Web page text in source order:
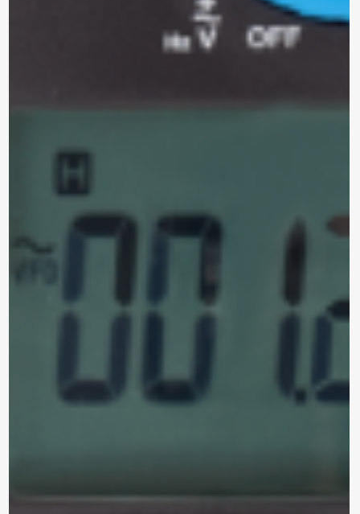
Modelo:MI 2893 EU
Tipo: Trifásico
Para enviar la cotización y ponernos en
contacto contigo, necesitamos algunos
detalles adicionales. Por favor, completa el